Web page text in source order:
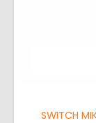
SWITCH